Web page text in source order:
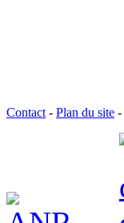
Contact - Plan du site -